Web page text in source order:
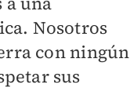
Nosotros
con ningún
sus